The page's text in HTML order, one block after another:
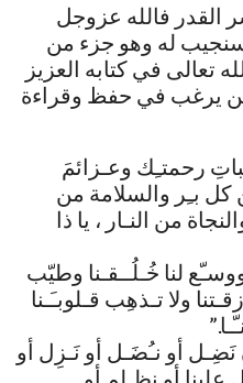
القدر فالله عزوجل
له وهو جزء من
تعالى في كتابه العزيز
يرغب في حفظ وقراءة
رحمتـِك وعـزائمَ
كل بـِر والسلامة من
من النـار ، يا ذا
ووسـّع لنا خُـلُــقـنا وطيّب
ولا تـذهِب قـلوبـَـنا
نَضِـل أو نـُضَـل أو نَـزِل أو
علينا أو نظـلِم أو